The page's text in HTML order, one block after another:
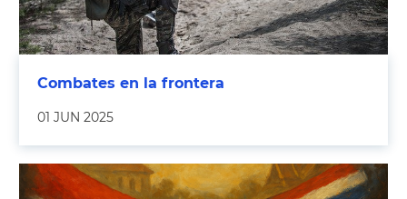
Combates en la frontera
01 JUN 2025